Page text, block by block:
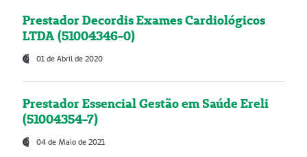
Prestador Decordis Exames Cardiológicos
LTDA (51004346-0)
01 de Abril de 2020
Prestador Essencial Gestão em Saúde Ereli
(51004354-7)
04 de Maio de 2021